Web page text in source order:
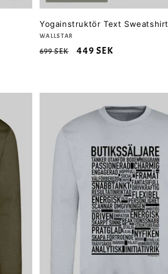
Yogainstruktör Text Sweatshirt
Säljare:
WALLSTAR
Ordinarie
699 SEK Försäljningspris
449 SEK